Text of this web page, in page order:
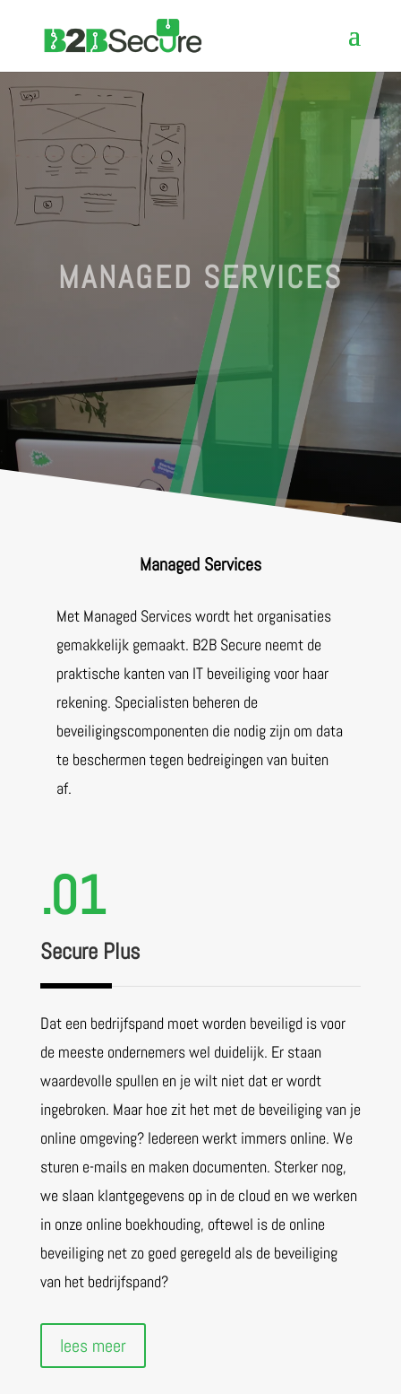
MANAGED SERVICES
Managed Services
Met Managed Services wordt het organisaties
gemakkelijk gemaakt. B2B Secure neemt de
praktische kanten van IT beveiliging voor haar
rekening. Specialisten beheren de
beveiligingscomponenten die nodig zijn om data
te beschermen tegen bedreigingen van buiten
af.
.01
Secure Plus
Dat een bedrijfspand moet worden beveiligd is voor
de meeste ondernemers wel duidelijk. Er staan
waardevolle spullen en je wilt niet dat er wordt
ingebroken. Maar hoe zit het met de beveiliging van je
online omgeving? Iedereen werkt immers online. We
sturen e-mails en maken documenten. Sterker nog,
we slaan klantgegevens op in de cloud en we werken
in onze online boekhouding, oftewel is de online
beveiliging net zo goed geregeld als de beveiliging
van het bedrijfspand?
lees meer